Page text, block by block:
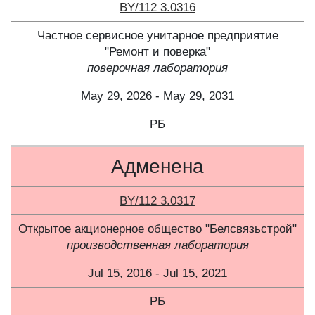
BY/112 3.0316
Частное сервисное унитарное предприятие
"Ремонт и поверка"
поверочная лаборатория
May 29, 2026 - May 29, 2031
РБ
Адменена
BY/112 3.0317
Открытое акционерное общество "Белсвязьстрой"
производственная лаборатория
Jul 15, 2016 - Jul 15, 2021
РБ